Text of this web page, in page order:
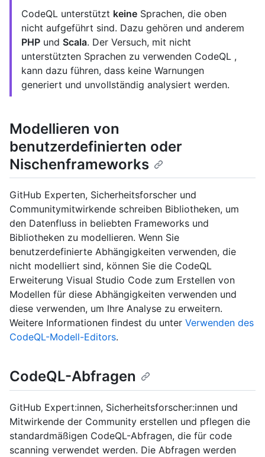
CodeQL unterstützt keine Sprachen, die oben
nicht aufgeführt sind. Dazu gehören und anderem
PHP und Scala. Der Versuch, mit nicht
unterstützten Sprachen zu verwenden CodeQL ,
kann dazu führen, dass keine Warnungen
generiert und unvollständig analysiert werden.
Modellieren von
benutzerdefinierten oder
Nischenframeworks
GitHub Experten, Sicherheitsforscher und
Communitymitwirkende schreiben Bibliotheken, um
den Datenfluss in beliebten Frameworks und
Bibliotheken zu modellieren. Wenn Sie
benutzerdefinierte Abhängigkeiten verwenden, die
nicht modelliert sind, können Sie die CodeQL
Erweiterung Visual Studio Code zum Erstellen von
Modellen für diese Abhängigkeiten verwenden und
diese verwenden, um Ihre Analyse zu erweitern.
Weitere Informationen findest du unter Verwenden des
CodeQL-Modell-Editors.
CodeQL-Abfragen
GitHub Expert:innen, Sicherheitsforscher:innen und
Mitwirkende der Community erstellen und pflegen die
standardmäßigen CodeQL-Abfragen, die für code
scanning verwendet werden. Die Abfragen werden